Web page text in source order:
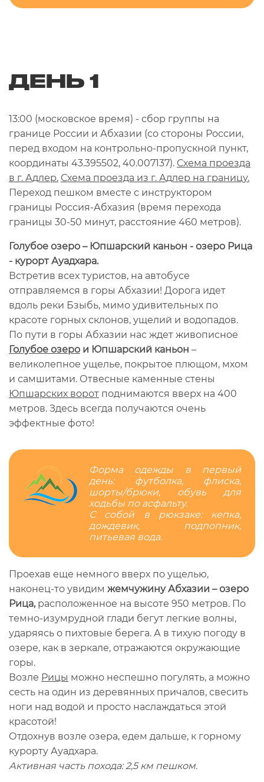
ДЕНЬ 1
13:00 (московское время) - сбор группы на
границе России и Абхазии (со стороны России,
перед входом на контрольно-пропускной пункт,
координаты 43.395502, 40.007137). Схема проезда
в г. Адлер. Схема проезда из г. Адлер на границу.
Переход пешком вместе с инструктором
границы Россия-Абхазия (время перехода
границы 30-50 минут, расстояние 460 метров).
Голубое озеро – Юпшарский каньон - озеро Рица
- курорт Ауадхара.
Встретив всех туристов, на автобусе
отправляемся в горы Абхазии! Дорога идет
вдоль реки Бзыбь, мимо удивительных по
красоте горных склонов, ущелий и водопадов.
По пути в горы Абхазии нас ждет живописное
Голубое озеро и Юпшарский каньон –
великолепное ущелье, покрытое плющом, мхом
и самшитами. Отвесные каменные стены
Юпшарских ворот поднимаются вверх на 400
метров. Здесь всегда получаются очень
эффектные фото!
Форма одежды в первый
день: футболка, флиска,
шорты/брюки, обувь для
ходьбы по асфальту.
С собой в рюкзаке: кепка,
дождевик, подпопник,
питьевая вода.
Проехав еще немного вверх по ущелью,
наконец-то увидим жемчужину Абхазии – озеро
Рица, расположенное на высоте 950 метров. По
темно-изумрудной глади бегут легкие волны,
ударяясь о пихтовые берега. А в тихую погоду в
озере, как в зеркале, отражаются окружающие
горы.
Возле Рицы можно неспешно погулять, а можно
сесть на один из деревянных причалов, свесить
ноги над водой и просто наслаждаться этой
красотой!
Отдохнув возле озера, едем дальше, к горному
курорту Ауадхара.
Активная часть похода: 2,5 км пешком.